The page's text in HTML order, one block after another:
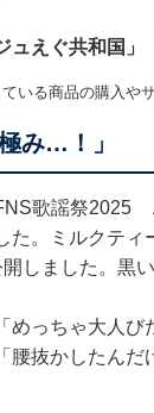
ュえぐ共和国」
いる商品の購入や
み…！」
歌謡祭2025
た。ミルクティ
しました。黒
めっちゃ大人
腰抜かしたん